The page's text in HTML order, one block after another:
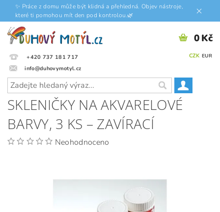
✨ Práce z domu může být klidná a přehledná. Objev nástroje,
které ti pomohou mít den pod kontrolou.🌿
+420 737 181 717
info@duhovymotyl.cz
CZK EUR
0 Kč
SKLENIČKY NA AKVARELOVÉ
BARVY, 3 KS – ZAVÍRACÍ
Neohodnoceno